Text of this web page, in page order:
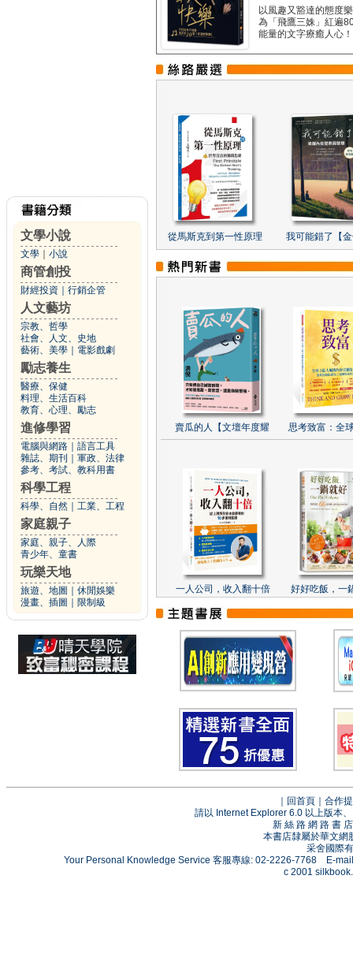
文學小說
文學 小說
商管創投
財經投資 行銷企管
人文藝坊
宗教、哲學
社會、人文、史地
藝術、美學
電影戲劇
勵志養生
醫療、保健
料理、生活百科
教育、心理、勵志
進修學習
電腦與網路
語言工具
雜誌、期刊
軍政、法律
參考、考試、教科用書
科學工程
科學、自然 工業、工程
家庭親子
家庭、親子、人際
青少年、童書
玩樂天地
旅遊、地圖
休閒娛樂
漫畫、插圖
限制級
以風趣又豁達的態度
為「飛鷹三姝」紅遍
能量的文字療癒人心
從馬斯克到第一性原理 我可能錯了【
賣瓜的人【文壇年度耀 思考致富：全
一人公司，收入翻十倍 好好吃飯，一
回首頁
合作
請以 Internet Explorer 6.0 以上版本
新 絲 路 網 路 書
本書店隸屬於華文網
采舍國際
Your Personal Knowledge Service 客服專線: 02-2226-7768 E-
c 2001